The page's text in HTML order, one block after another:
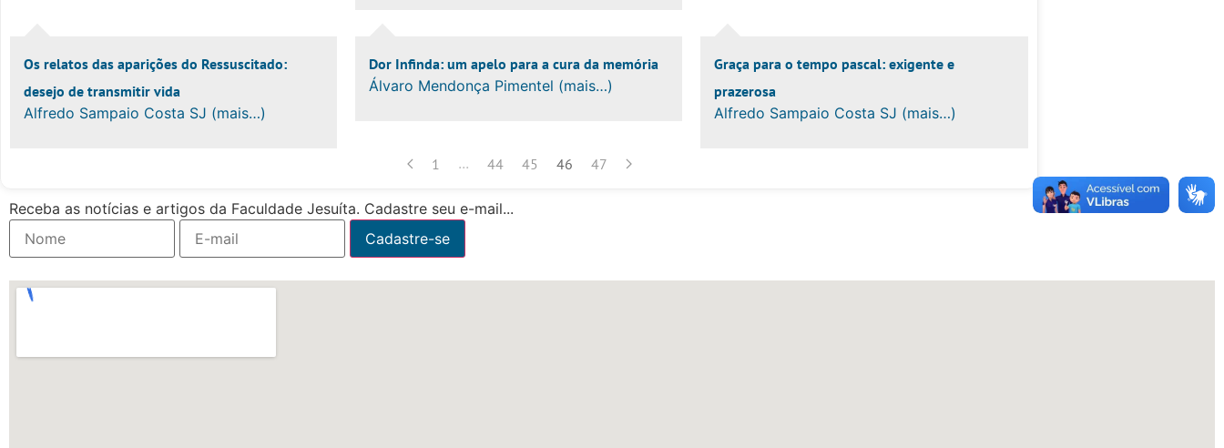
Os relatos das aparições do Ressuscitado:
desejo de transmitir vida
Alfredo Sampaio Costa SJ (mais…)
Dor Infinda: um apelo para a cura da memória
Álvaro Mendonça Pimentel (mais…)
Graça para o tempo pascal: exigente e
prazerosa
Alfredo Sampaio Costa SJ (mais…)
1 ... 44 45 46 47
Receba as notícias e artigos da Faculdade Jesuíta. Cadastre seu e-mail...